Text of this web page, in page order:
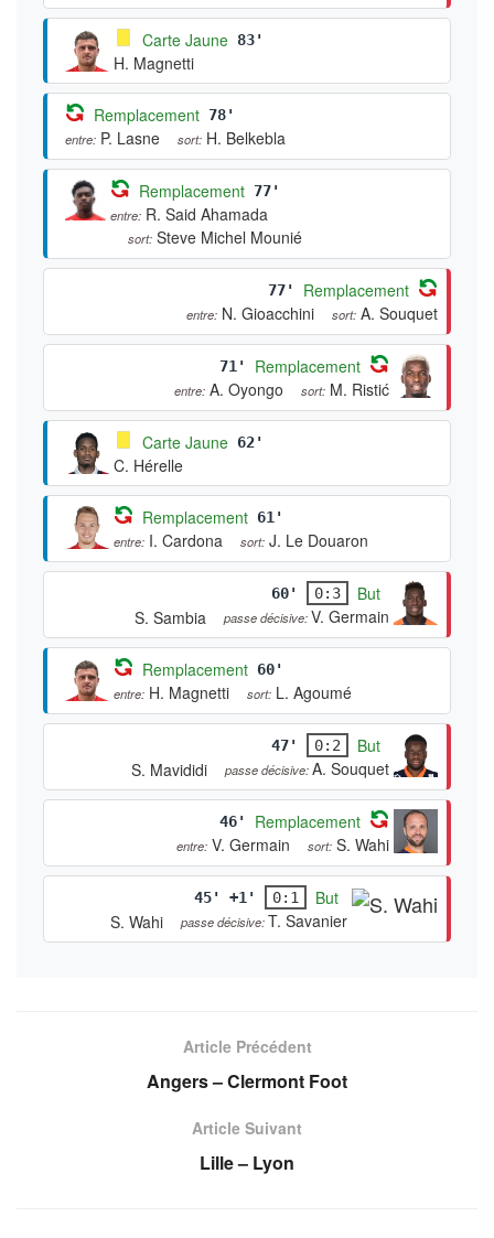
Carte Jaune 83'
H. Magnetti
Remplacement 78'
entre: P. Lasne sort: H. Belkebla
Remplacement 77'
entre: R. Said Ahamada
sort: Steve Michel Mounié
77' Remplacement
entre: N. Gioacchini sort: A. Souquet
71' Remplacement
entre: A. Oyongo sort: M. Ristić
Carte Jaune 62'
C. Hérelle
Remplacement 61'
entre: I. Cardona sort: J. Le Douaron
60' 0:3
But
S. Sambia
passe décisive:V. Germain
Remplacement 60'
entre: H. Magnetti sort: L. Agoumé
47' 0:2
But
S. Mavididi
passe décisive:A. Souquet
46' Remplacement
entre: V. Germain sort: S. Wahi
45' +1' 0:1
But
S. Wahi
passe décisive:T. Savanier
Article Précédent
Angers – Clermont Foot
Article Suivant
Lille – Lyon